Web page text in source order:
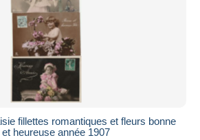
fillettes romantiques et fleurs bonne
heureuse année 1907